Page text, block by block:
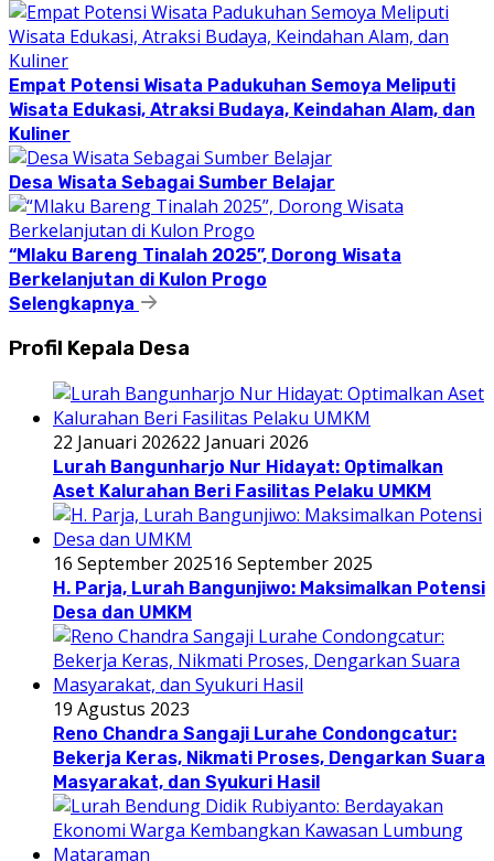
Empat Potensi Wisata Padukuhan Semoya Meliputi
Wisata Edukasi, Atraksi Budaya, Keindahan Alam, dan
Kuliner
Desa Wisata Sebagai Sumber Belajar
“Mlaku Bareng Tinalah 2025”, Dorong Wisata
Berkelanjutan di Kulon Progo
Selengkapnya
Profil Kepala Desa
22 Januari 202622 Januari 2026
Lurah Bangunharjo Nur Hidayat: Optimalkan
Aset Kalurahan Beri Fasilitas Pelaku UMKM
16 September 202516 September 2025
H. Parja, Lurah Bangunjiwo: Maksimalkan Potensi
Desa dan UMKM
19 Agustus 2023
Reno Chandra Sangaji Lurahe Condongcatur:
Bekerja Keras, Nikmati Proses, Dengarkan Suara
Masyarakat, dan Syukuri Hasil